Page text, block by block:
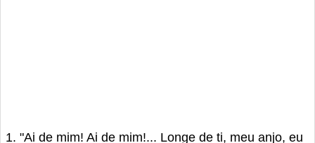
1. "Ai de mim! Ai de mim!... Longe de ti, meu anjo, eu